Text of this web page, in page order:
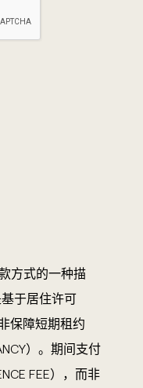
方式的一种描
于居住许可
保障短期租约
）。期间支付
FEE），而非